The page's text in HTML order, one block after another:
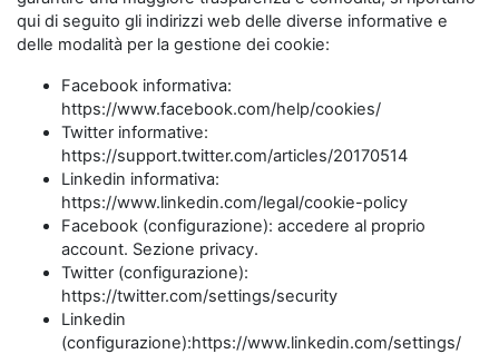
qui di seguito gli indirizzi web delle diverse informative e
delle modalità per la gestione dei cookie:
Facebook informativa:
https://www.facebook.com/help/cookies/
Twitter informative:
https://support.twitter.com/articles/20170514
Linkedin informativa:
https://www.linkedin.com/legal/cookie-policy
Facebook (configurazione): accedere al proprio
account. Sezione privacy.
Twitter (configurazione):
https://twitter.com/settings/security
Linkedin
(configurazione):https://www.linkedin.com/settings/